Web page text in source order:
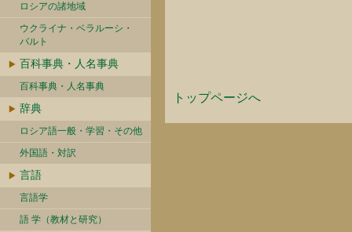
ロシアの諸地域
ウクライナ・ベラルーシ・
バルト
百科事典・人名事典
百科事典・人名事典
辞典
ロシア語一般・学習・その他
外国語・対訳
言語
言語学
語 学（教材と研究）
トップページへ